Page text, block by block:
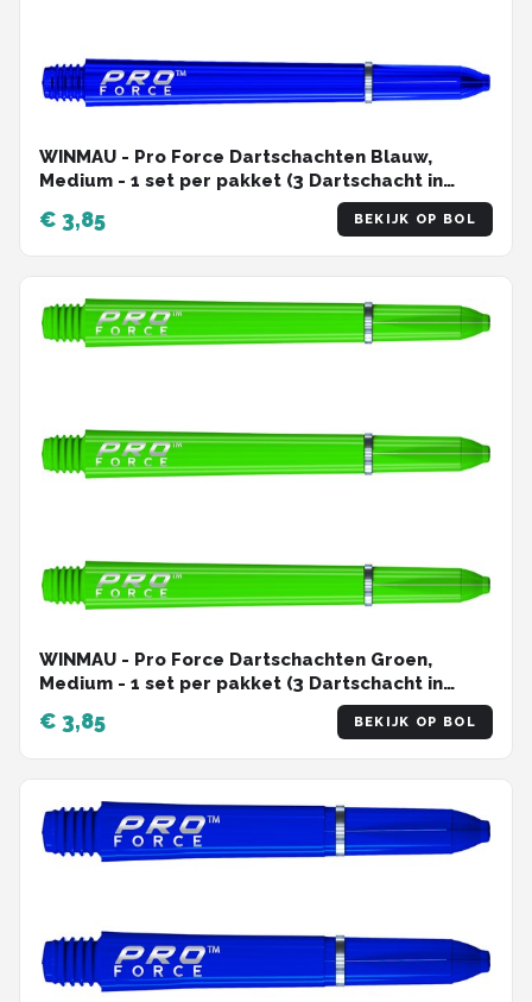
WINMAU - Pro Force Dartschachten Blauw,
Medium - 1 set per pakket (3 Dartschacht in
€ 3,85 BEKIJK OP BOL
WINMAU - Pro Force Dartschachten Groen,
Medium - 1 set per pakket (3 Dartschacht in
€ 3,85 BEKIJK OP BOL